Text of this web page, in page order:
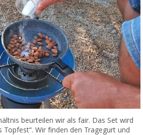
beurteilen wir als fair. Das Set wird
Topfest“. Wir finden den Tragegurt und